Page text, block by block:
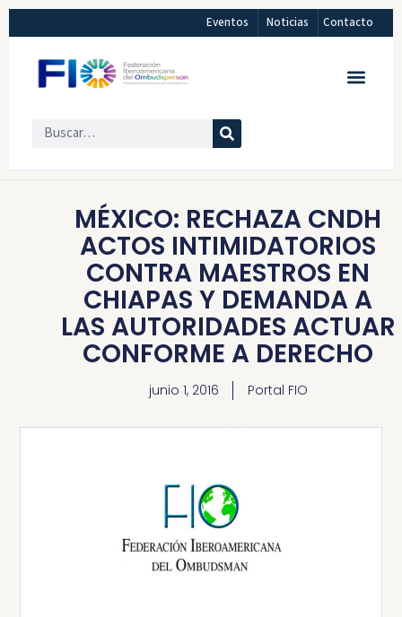
Eventos Noticias Contacto
MÉXICO: RECHAZA CNDH
ACTOS INTIMIDATORIOS
CONTRA MAESTROS EN
CHIAPAS Y DEMANDA A
LAS AUTORIDADES ACTUAR
CONFORME A DERECHO
junio 1, 2016 Portal FIO